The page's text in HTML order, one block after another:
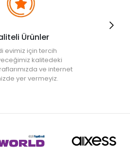
Ürünler
evimiz için tercih
kalitedeki
ve internet
yer vermeyiz.